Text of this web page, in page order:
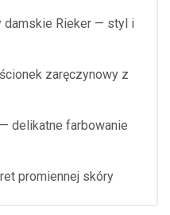
damskie Rieker — styl i
zaręczynowy z
delikatne farbowanie
promiennej skóry